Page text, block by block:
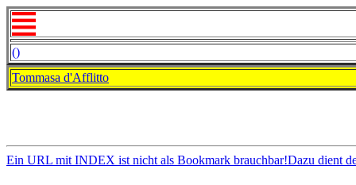
()
Tommasa d'Afflitto
Ein URL mit INDEX ist nicht als Bookmark brauchbar!Dazu dient